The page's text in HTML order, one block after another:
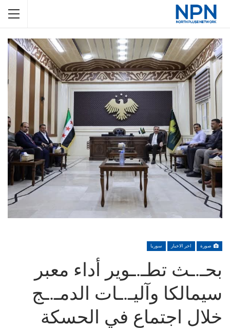
صورة اخر الاخبار سوريا
بحـ.ـث تطـ.ـوير أداء معبر
سيمالكا وآليـ.ـات الدمـ.ـج
خلال اجتماع في الحسكة